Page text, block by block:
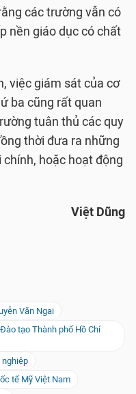
các trường vẫn có
nền giáo dục có chất
việc giám sát của cơ
ba cũng rất quan
tuân thủ các quy
thời đưa ra những
hoặc hoạt động
Việt Dũng
Văn Ngai
tạo Thành phố Hồ Chí
nghiệp
tế Mỹ Việt Nam